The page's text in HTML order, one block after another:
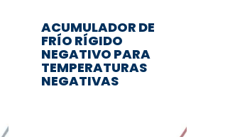
ACUMULADOR DE
FRÍO RÍGIDO
NEGATIVO PARA
TEMPERATURAS
NEGATIVAS